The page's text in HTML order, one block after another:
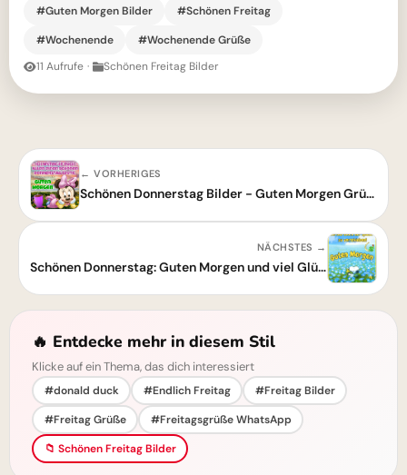
#Guten Morgen Bilder
#Schönen Freitag
#Wochenende
#Wochenende Grüße
11 Aufrufe · Schönen Freitag Bilder
← VORHERIGES
Schönen Donnerstag Bilder - Guten Morgen Grüße mit Minnie Maus
NÄCHSTES →
Schönen Donnerstag: Guten Morgen und viel Glück
🔥 Entdecke mehr in diesem Stil
Klicke auf ein Thema, das dich interessiert
#donald duck #Endlich Freitag
#Freitag Bilder
#Freitag Grüße
#Freitagsgrüße WhatsApp
📁 Schönen Freitag Bilder